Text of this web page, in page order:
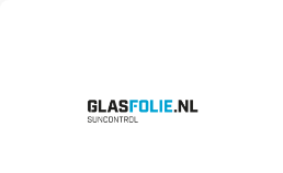
Overslaan
ProductenOplossingen